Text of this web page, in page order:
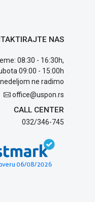
NAS
08:30 - 16:30h,
09:00 - 15:00h
nedeljom ne radimo
office@uspon.rs
CALL CENTER
032/346-745